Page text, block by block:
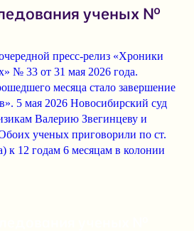
ученых №
пресс-релиз «Хроники
№ 33 от 31 мая 2026 года.
месяца стало завершение
5 мая 2026 Новосибирский суд
Валерию Звегинцеву и
ученых приговорили по ст.
к 12 годам 6 месяцам в колонии